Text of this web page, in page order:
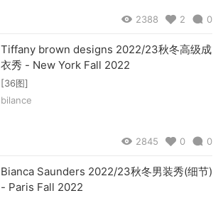
2388 2 0
Tiffany brown designs 2022/23秋冬高级成
衣秀 - New York Fall 2022
[36图]
bilance
2845 0 0
Bianca Saunders 2022/23秋冬男装秀(细节)
- Paris Fall 2022